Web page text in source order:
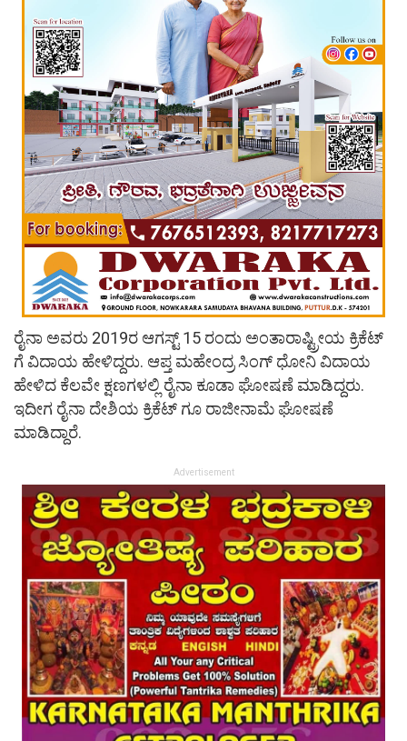
ರೈನಾ ಅವರು 2019ರ ಆಗಸ್ಟ್ 15 ರಂದು ಅಂತಾರಾಷ್ಟ್ರೀಯ ಕ್ರಿಕೆಟ್
ಗೆ ವಿದಾಯ ಹೇಳಿದ್ದರು. ಆಪ್ತ ಮಹೇಂದ್ರ ಸಿಂಗ್ ಧೋನಿ ವಿದಾಯ
ಹೇಳಿದ ಕೆಲವೇ ಕ್ಷಣಗಳಲ್ಲಿ ರೈನಾ ಕೂಡಾ ಘೋಷಣೆ ಮಾಡಿದ್ದರು.
ಇದೀಗ ರೈನಾ ದೇಶಿಯ ಕ್ರಿಕೆಟ್ ಗೂ ರಾಜೀನಾಮೆ ಘೋಷಣೆ
ಮಾಡಿದ್ದಾರೆ.
Advertisement